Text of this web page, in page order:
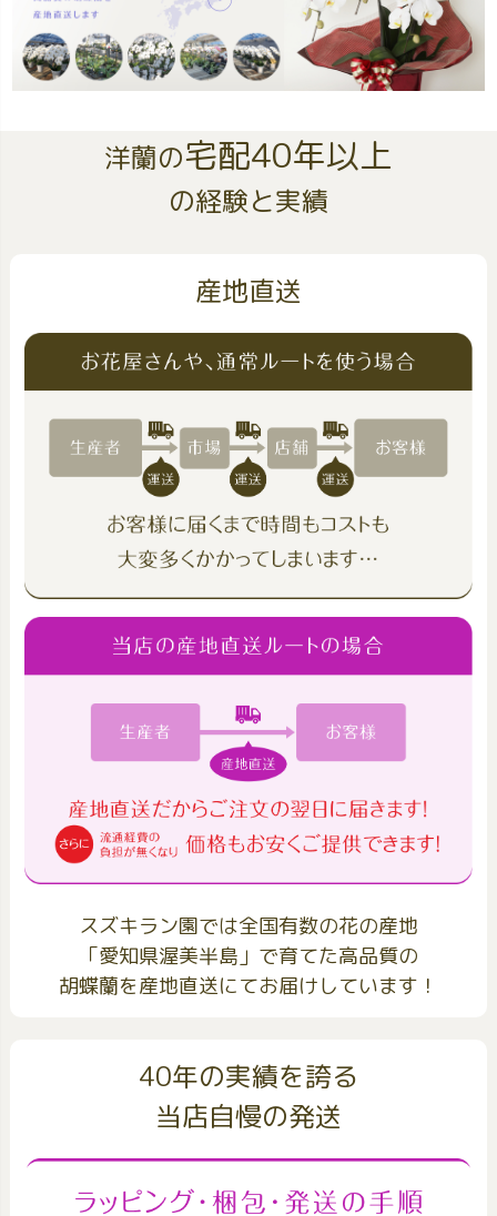
洋蘭の宅配40年以上
の経験と実績
産地直送
スズキラン園では全国有数の花の産地
「愛知県渥美半島」で育てた高品質の
胡蝶蘭を産地直送にてお届けしています！
40年の実績を誇る
当店自慢の発送